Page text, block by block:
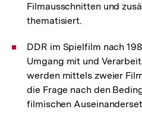
Filmausschnitten und
thematisiert.
DDR im Spielfilm nach
Umgang mit und
werden mittels zweier
die Frage nach den
filmischen